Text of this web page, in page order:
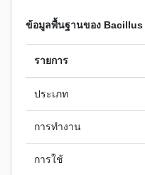
ข้อมูลพื้นฐานของ
รายการ
ประเภท
การทำงาน
การใช้